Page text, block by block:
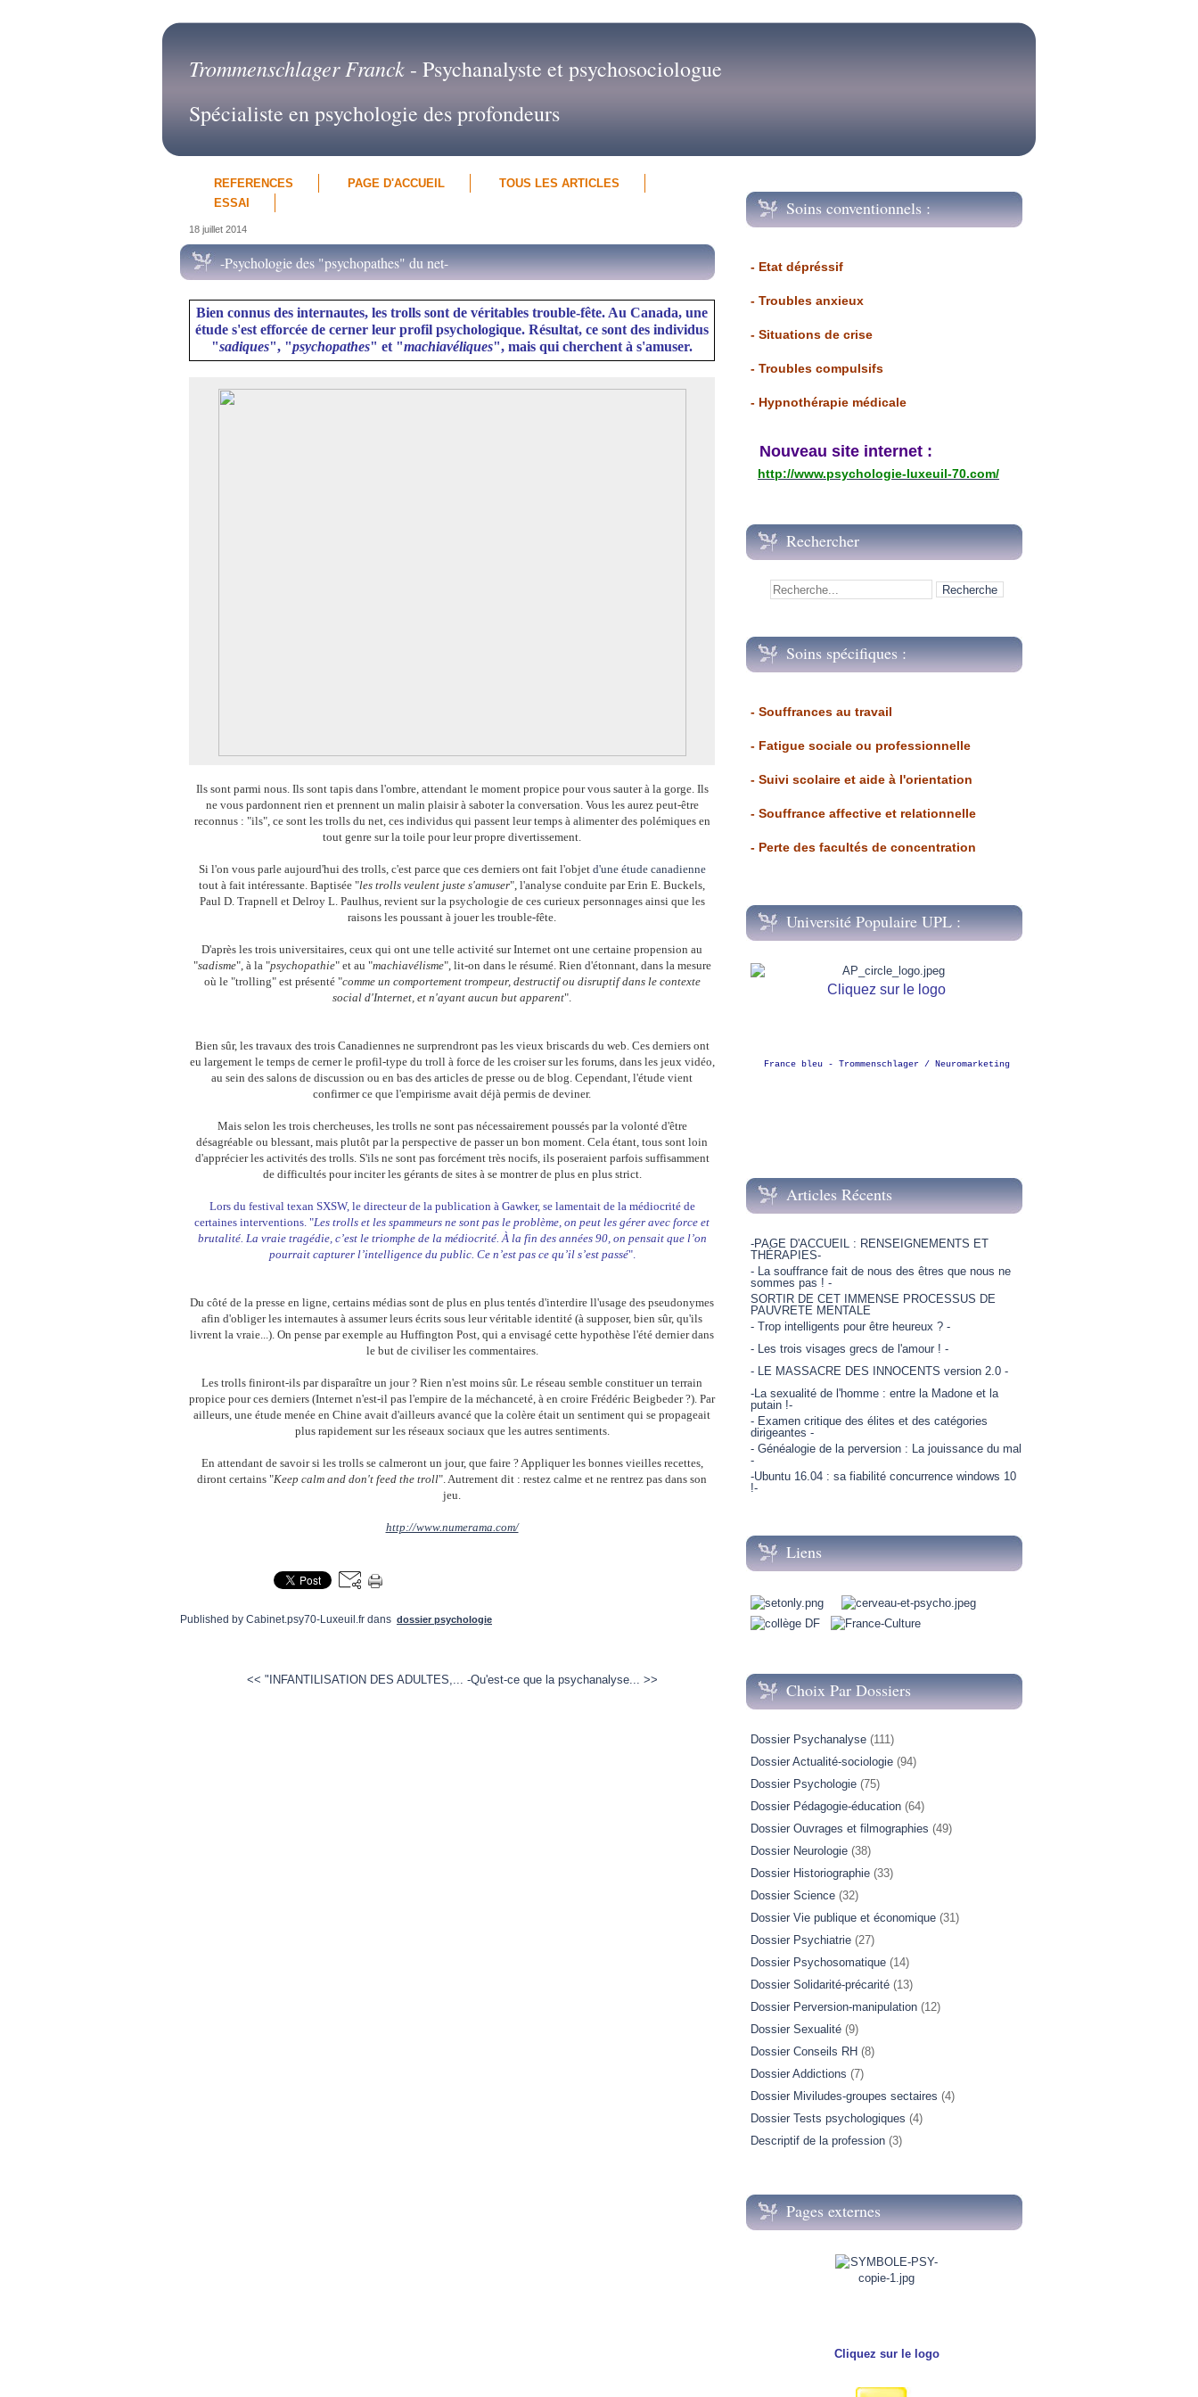
Trommenschlager Franck- Psychanalyste et psychosociologue
Spécialiste en psychologie des profondeurs
REFERENCES PAGE D'ACCUEIL
TOUS LES ARTICLES
ESSAI
18 juillet 2014
-Psychologie des "psychopathes" du net-
Bien connus des internautes, les trolls sont de véritables trouble-fête. Au Canada, une
étude s'est efforcée de cerner leur profil psychologique. Résultat, ce sont des individus
"sadiques", "psychopathes" et "machiavéliques", mais qui cherchent à s'amuser.
Ils sont parmi nous. Ils sont tapis dans l'ombre, attendant le moment propice pour vous sauter à la gorge. Ils
ne vous pardonnent rien et prennent un malin plaisir à saboter la conversation. Vous les aurez peut-être
reconnus : "ils", ce sont les trolls du net, ces individus qui passent leur temps à alimenter des polémiques en
tout genre sur la toile pour leur propre divertissement.
Si l'on vous parle aujourd'hui des trolls, c'est parce que ces derniers ont fait l'objet d'une étude canadienne
tout à fait intéressante. Baptisée "les trolls veulent juste s'amuser", l'analyse conduite par Erin E. Buckels,
Paul D. Trapnell et Delroy L. Paulhus, revient sur la psychologie de ces curieux personnages ainsi que les
raisons les poussant à jouer les trouble-fête.
D'après les trois universitaires, ceux qui ont une telle activité sur Internet ont une certaine propension au
"sadisme", à la "psychopathie" et au "machiavélisme", lit-on dans le résumé. Rien d'étonnant, dans la mesure
où le "trolling" est présenté "comme un comportement trompeur, destructif ou disruptif dans le contexte
social d'Internet, et n'ayant aucun but apparent".
Bien sûr, les travaux des trois Canadiennes ne surprendront pas les vieux briscards du web. Ces derniers ont
eu largement le temps de cerner le profil-type du troll à force de les croiser sur les forums, dans les jeux vidéo,
au sein des salons de discussion ou en bas des articles de presse ou de blog. Cependant, l'étude vient
confirmer ce que l'empirisme avait déjà permis de deviner.
Mais selon les trois chercheuses, les trolls ne sont pas nécessairement poussés par la volonté d'être
désagréable ou blessant, mais plutôt par la perspective de passer un bon moment. Cela étant, tous sont loin
d'apprécier les activités des trolls. S'ils ne sont pas forcément très nocifs, ils poseraient parfois suffisamment
de difficultés pour inciter les gérants de sites à se montrer de plus en plus strict.
Lors du festival texan SXSW, le directeur de la publication à Gawker, se lamentait de la médiocrité de
certaines interventions. "Les trolls et les spammeurs ne sont pas le problème, on peut les gérer avec force et
brutalité. La vraie tragédie, c’est le triomphe de la médiocrité. À la fin des années 90, on pensait que l’on
pourrait capturer l’intelligence du public. Ce n’est pas ce qu’il s’est passé".
Du côté de la presse en ligne, certains médias sont de plus en plus tentés d'interdire ll'usage des pseudonymes
afin d'obliger les internautes à assumer leurs écrits sous leur véritable identité (à supposer, bien sûr, qu'ils
livrent la vraie...). On pense par exemple au Huffington Post, qui a envisagé cette hypothèse l'été dernier dans
le but de civiliser les commentaires.
Les trolls finiront-ils par disparaître un jour ? Rien n'est moins sûr. Le réseau semble constituer un terrain
propice pour ces derniers (Internet n'est-il pas l'empire de la méchanceté, à en croire Frédéric Beigbeder ?). Par
ailleurs, une étude menée en Chine avait d'ailleurs avancé que la colère était un sentiment qui se propageait
plus rapidement sur les réseaux sociaux que les autres sentiments.
En attendant de savoir si les trolls se calmeront un jour, que faire ? Appliquer les bonnes vieilles recettes,
diront certains "Keep calm and don't feed the troll". Autrement dit : restez calme et ne rentrez pas dans son
jeu.
http://www.numerama.com/
Published by Cabinet.psy70-Luxeuil.fr dans dossier psychologie
<< "INFANTILISATION DES ADULTES,... -Qu'est-ce que la psychanalyse... >>
Soins conventionnels :
- Etat dépréssif
- Troubles anxieux
- Situations de crise
- Troubles compulsifs
- Hypnothérapie médicale
Nouveau site internet :
http://www.psychologie-luxeuil-70.com/
Rechercher
Soins spécifiques :
- Souffrances au travail
- Fatigue sociale ou professionnelle
- Suivi scolaire et aide à l'orientation
- Souffrance affective et relationnelle
- Perte des facultés de concentration
Université Populaire UPL :
Cliquez sur le logo
France bleu - Trommenschlager / Neuromarketing
Articles Récents
-PAGE D'ACCUEIL : RENSEIGNEMENTS ET
THÉRAPIES-
- La souffrance fait de nous des êtres que nous ne
sommes pas ! -
SORTIR DE CET IMMENSE PROCESSUS DE
PAUVRETE MENTALE
- Trop intelligents pour être heureux ? -
- Les trois visages grecs de l'amour ! -
- LE MASSACRE DES INNOCENTS version 2.0 -
-La sexualité de l'homme : entre la Madone et la
putain !-
- Examen critique des élites et des catégories
dirigeantes -
- Généalogie de la perversion : La jouissance du mal
-
-Ubuntu 16.04 : sa fiabilité concurrence windows 10
!-
Liens
Choix Par Dossiers
Dossier Psychanalyse (111)
Dossier Actualité-sociologie (94)
Dossier Psychologie (75)
Dossier Pédagogie-éducation (64)
Dossier Ouvrages et filmographies (49)
Dossier Neurologie (38)
Dossier Historiographie (33)
Dossier Science (32)
Dossier Vie publique et économique (31)
Dossier Psychiatrie (27)
Dossier Psychosomatique (14)
Dossier Solidarité-précarité (13)
Dossier Perversion-manipulation (12)
Dossier Sexualité (9)
Dossier Conseils RH (8)
Dossier Addictions (7)
Dossier Miviludes-groupes sectaires (4)
Dossier Tests psychologiques (4)
Descriptif de la profession (3)
Pages externes
Cliquez sur le logo